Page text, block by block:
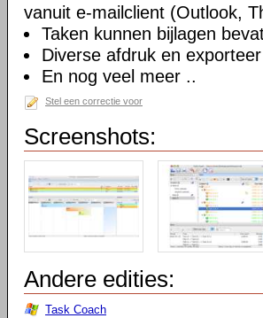
vanuit e-mailclient (Outlook,
Taken kunnen bijlagen
Diverse afdruk en
En nog veel meer ..
Stel een correctie voor
Screenshots:
Andere edities:
Task Coach